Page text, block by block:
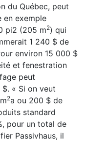
du Québec, peut
en exemple
pi2 (205 m2) qui
1 240 $ de
environ 15 000 $
et fenestration
peut
« Si on veut
2a ou 200 $ de
standard
pour un total de
Passivhaus, il